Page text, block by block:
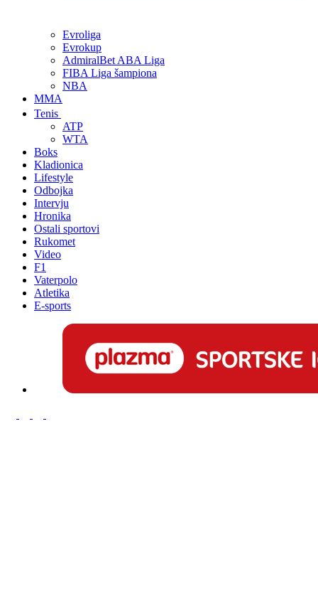
Evroliga
Evrokup
AdmiralBet ABA Liga
FIBA Liga šampiona
NBA
MMA
Tenis
ATP
WTA
Boks
Kladionica
Lifestyle
Odbojka
Intervju
Hronika
Ostali sportovi
Rukomet
Video
F1
Vaterpolo
Atletika
E-sports